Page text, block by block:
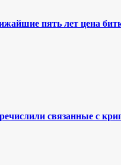
пять лет цена
связанные с